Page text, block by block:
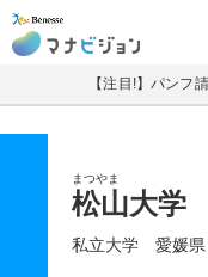
マナビジ
【注目!】パンフ
まつやま
松山大学
私立大学 愛媛県